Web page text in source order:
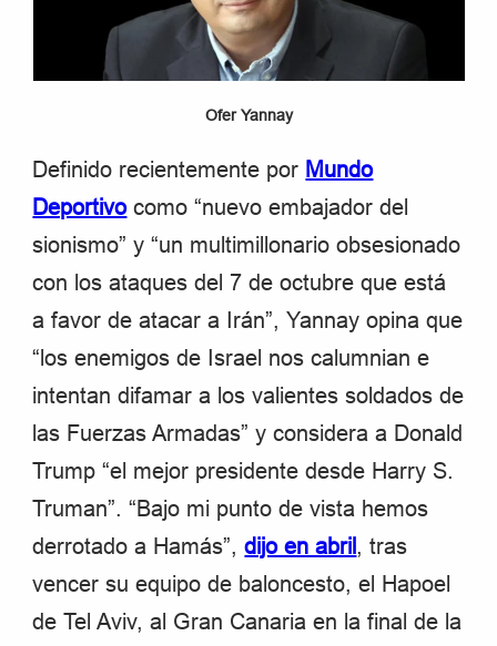
Ofer Yannay
Definido recientemente por Mundo
Deportivocomo “nuevo embajador del
sionismo” y “un multimillonario obsesionado
con los ataques del 7 de octubre que está
a favor de atacar a Irán”, Yannay opina que
“los enemigos de Israel nos calumnian e
intentan difamar a los valientes soldados de
las Fuerzas Armadas” y considera a Donald
Trump “el mejor presidente desde Harry S.
Truman”. “Bajo mi punto de vista hemos
derrotado a Hamás”,dijo en abril , tras
vencer su equipo de baloncesto, el Hapoel
de Tel Aviv, al Gran Canaria en la final de la